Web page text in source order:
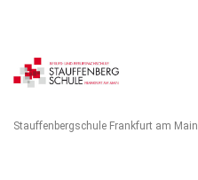
Schulportal Termine
Stauffenbergschule Frankfurt am Main